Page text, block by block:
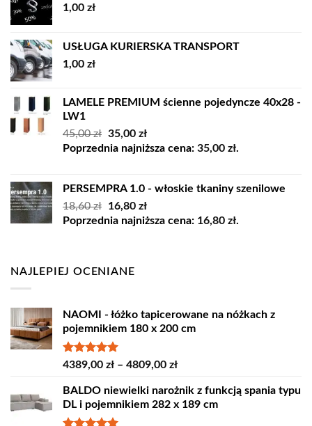
1,00 zł
USŁUGA KURIERSKA TRANSPORT
1,00 zł
LAMELE PREMIUM ścienne pojedyncze 40x28 -
LW1
45,00zł Pierwotna
cena
35,00 złAktualna
cena
Poprzednia najniższa cena: 35,00 zł.
PERSEMPRA 1.0 - włoskie tkaniny szenilowe
18,60zł
Pierwotna
cena
16,80 złAktualna
cena
Poprzednia najniższa cena: 16,80 zł.
NAJLEPIEJ OCENIANE
NAOMI - łóżko tapicerowane na nóżkach z
pojemnikiem 180 x 200 cm
Oceniono
4389,00 zł – 4809,00 złZakres
od
4389,00 zł
BALDO niewielki narożnik z funkcją spania typu
DL i pojemnikiem 282 x 189 cm